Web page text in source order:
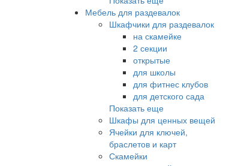
Мебель для раздевалок
Шкафчики для раздевалок
на скамейке
2 секции
открытые
для школы
для фитнес клубов
для детского сада
Показать еще
Шкафы для ценных вещей
Ячейки для ключей,
браслетов и карт
Скамейки